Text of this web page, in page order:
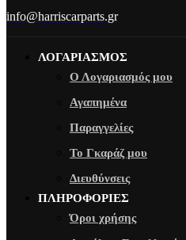
info@harriscarparts.gr
ΛΟΓΑΡΙΑΣΜΟΣ
Ο Λογαριασμός μου
Αγαπημένα
Παραγγελίες
Το Γκαράζ μου
Διευθύνσεις
ΠΛΗΡΟΦΟΡΙΕΣ
Όροι χρήσης